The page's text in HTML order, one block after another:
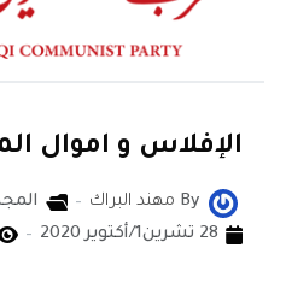
الإفلاس و اموال
By مهند البراك
28 تشرين1/أكتوير 2020